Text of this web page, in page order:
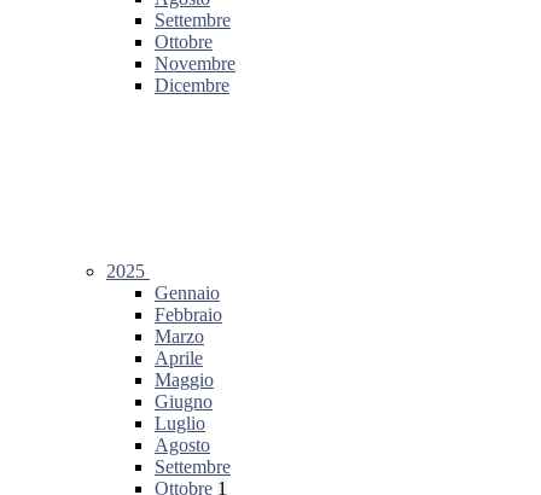
Settembre
Ottobre
Novembre
Dicembre
2025
Gennaio
Febbraio
Marzo
Aprile
Maggio
Giugno
Luglio
Agosto
Settembre
Ottobre 1